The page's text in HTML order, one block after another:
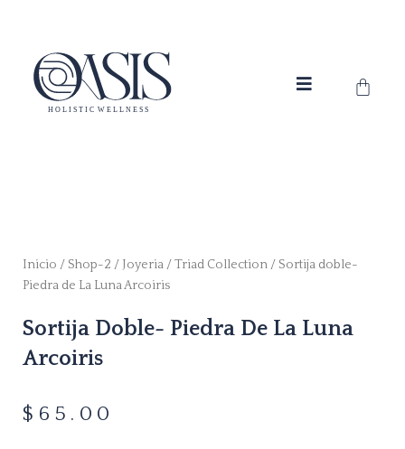
contenido
Inicio /Shop-2 / Joyeria /Triad Collection / Sortija doble-
Piedra de La Luna Arcoiris
Sortija Doble- Piedra De La Luna
Arcoiris
$ 65.00